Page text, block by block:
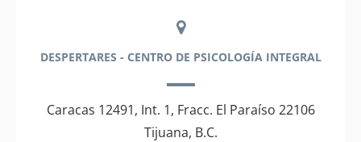
DESPERTARES - CENTRO DE PSICOLOGÍA INTEGRAL
Caracas 12491, Int. 1, Fracc. El Paraíso 22106
Tijuana, B.C.